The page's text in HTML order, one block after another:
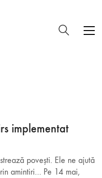
implementat
povești. Ele ne ajută
amintiri… Pe 14 mai,